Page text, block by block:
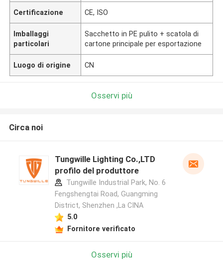
Certificazione CE, ISO
Imballaggi
particolari
Sacchetto in PE pulito + scatola di
cartone principale per esportazione
Luogo di origine CN
Osservi più
Circa noi
Tungwille Lighting Co.,LTD
profilo del produttore
Tungwille Industrial Park, No. 6
Fengshengtai Road, Guangming
District, Shenzhen ,La CINA
5.0
Fornitore verificato
Osservi più